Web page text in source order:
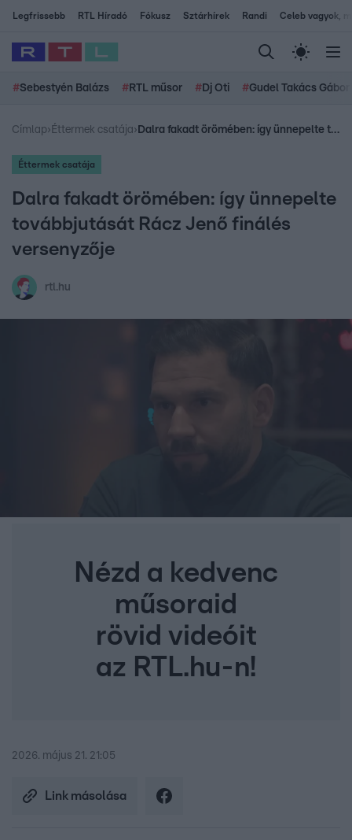
Legfrissebb RTL Híradó Fókusz Sztárhírek Randi Celeb vagyok,
#Sebestyén Balázs # RTL műsor # Dj Oti #Gudel Takács Gábor
Címlap› Éttermek csatája› Dalra fakadt örömében: így ünnepelte továbbjutását Rácz Jenő finálés versenyzője
Éttermek csatája
Dalra fakadt örömében: így ünnepelte
továbbjutását Rácz Jenő finálés
versenyzője
rtl.hu
Nézd a kedvenc
műsoraid
rövid videóit
az RTL.hu-n!
2026. május 21. 21:05
Link másolása